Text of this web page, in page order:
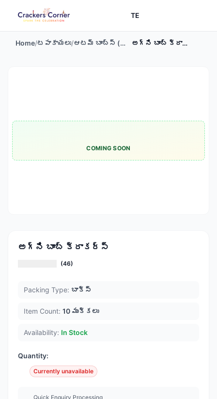
TE
Home/టపాకాయలు/ ఆటమ్ బాంబ్స్ (లక్ష్మీ బాంబు) / అగ్ని బాంబ్ క్రాకర్స్
COMING SOON
అగ్ని బాంబ్ క్రాకర్స్
(46)
Packing Type: బాక్స్
Item Count: 10 ముక్కలు
Availability: In Stock
Quantity:
Currently unavailable
Quick Enquiry Processing